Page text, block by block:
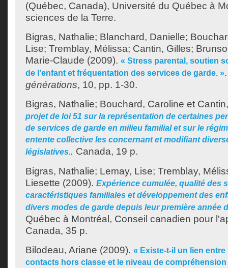
(Québec, Canada), Université du Québec à
sciences de la Terre.
Bigras, Nathalie; Blanchard, Danielle;
Lise; Tremblay, Mélissa; Cantin, Gilles;
Marie-Claude (2009). « Stress parental, soutien
de l’enfant et fréquentation des services de garde. »
générations, 10, pp. 1-30.
Bigras, Nathalie; Bouchard, Caroline et
projet de loi 51 sur la représentation de certaines
de services de garde en milieu familial et sur le
entente collective les concernant et modifiant
législatives.. Canada, 19 p.
Bigras, Nathalie; Lemay, Lise; Tremblay,
Liesette (2009). Expérience cumulée, qualité des
caractéristiques familiales et développement des
divers modes de garde depuis leur première année
Québec à Montréal, Conseil canadien pour
Canada, 35 p.
Bilodeau, Ariane (2009). « Existe-t-il un lien
contacts hors classe et le niveau de